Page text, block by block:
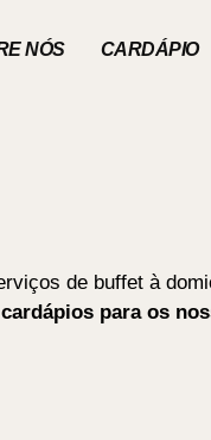
NÓS CARDÁPIO
de buffet à
para os